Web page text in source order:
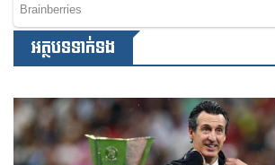
អត្ថបទទាក់ទង